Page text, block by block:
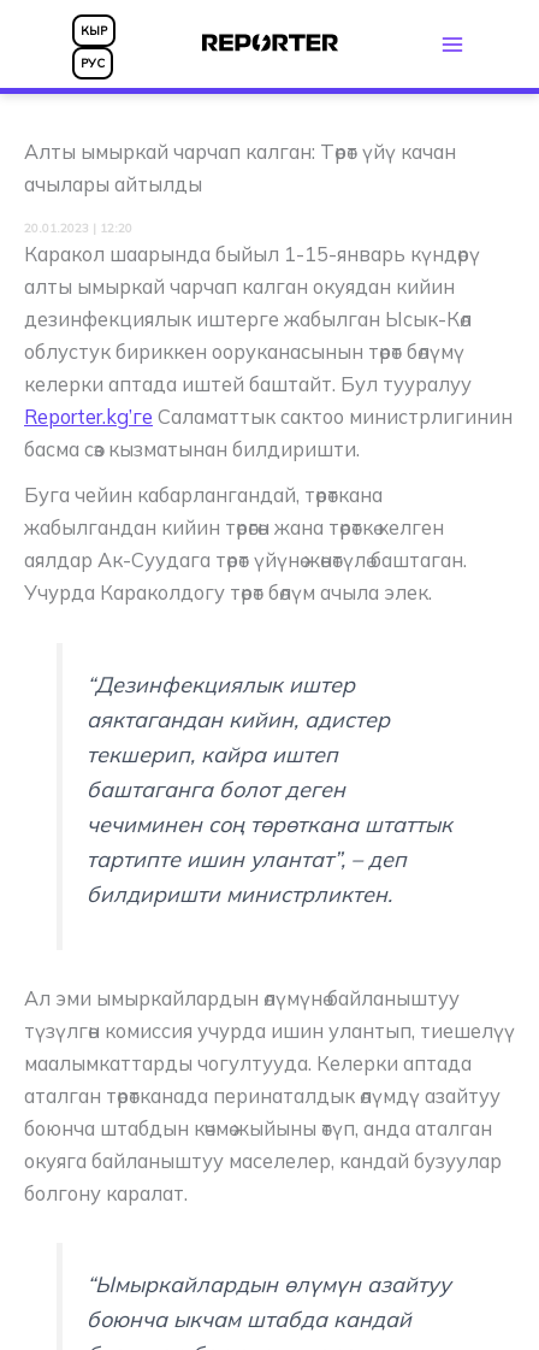
КЫР
РУС
Алты ымыркай чарчап калган: Төрөт үйү качан
ачылары айтылды
20.01.2023 | 12:20
Каракол шаарында быйыл 1-15-январь күндөрү
алты ымыркай чарчап калган окуядан кийин
дезинфекциялык иштерге жабылган Ысык-Көл
облустук бириккен ооруканасынын төрөт бөлүмү
келерки аптада иштей баштайт. Бул тууралуу
Reporter.kg’ге Саламаттык сактоо министрлигинин
басма сөз кызматынан билдиришти.
Буга чейин кабарлангандай, төрөткана
жабылгандан кийин төрөгөн жана төрөткө келген
аялдар Ак-Суудага төрөт үйүнө жөнөтүлө баштаган.
Учурда Караколдогу төрөт бөлүм ачыла элек.
“Дезинфекциялык иштер
аяктагандан кийин, адистер
текшерип, кайра иштеп
баштаганга болот деген
чечиминен соң төрөткана штаттык
тартипте ишин улантат”, – деп
билдиришти министрликтен.
Ал эми ымыркайлардын өлүмүнө байланыштуу
түзүлгөн комиссия учурда ишин улантып, тиешелүү
маалымкаттарды чогултууда. Келерки аптада
аталган төрөтканада перинаталдык өлүмдү азайтуу
боюнча штабдын көчмө жыйыны өтүп, анда аталган
окуяга байланыштуу маселелер, кандай бузуулар
болгону каралат.
“Ымыркайлардын өлүмүн азайтуу
боюнча ыкчам штабда кандай